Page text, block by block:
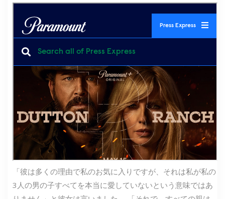
「彼は多くの理由で私のお気に入りですが、それは私が私の
3人の男の子すべてを本当に愛していないという意味ではあ